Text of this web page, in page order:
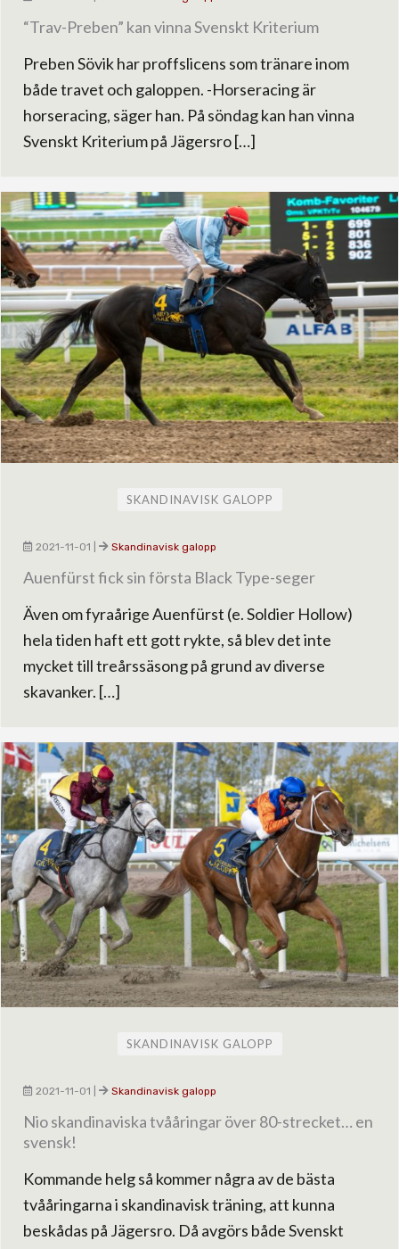
“Trav-Preben” kan vinna Svenskt Kriterium
Preben Sövik har proffslicens som tränare inom
både travet och galoppen. -Horseracing är
horseracing, säger han. På söndag kan han vinna
Svenskt Kriterium på Jägersro […]
SKANDINAVISK GALOPP
2021-11-01 Skandinavisk galopp
Auenfürst fick sin första Black Type-seger
Även om fyraårige Auenfürst (e. Soldier Hollow)
hela tiden haft ett gott rykte, så blev det inte
mycket till treårssäsong på grund av diverse
skavanker. […]
SKANDINAVISK GALOPP
2021-11-01 Skandinavisk galopp
Nio skandinaviska tvååringar över 80-strecket… en
svensk!
Kommande helg så kommer några av de bästa
tvååringarna i skandinavisk träning, att kunna
beskådas på Jägersro. Då avgörs både Svenskt